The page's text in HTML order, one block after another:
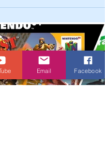
NES, SNES, N64, MEGA
e GBA disponíveis
retrô disponíveis para o plano
de Expansão). Atualizado:
uma lista completa de...
Email Facebook